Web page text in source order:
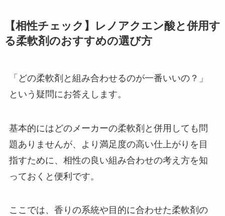
【相性チェック】レノアクエン酸と併用す
る柔軟剤のおすすめの選び方
「どの柔軟剤と組み合わせるのが一番いいの？」
という疑問にお答えします。
基本的にはどのメーカーの柔軟剤と併用しても問
題ありませんが、より満足度の高い仕上がりを目
指すために、相性の良い組み合わせの考え方を知
っておくと便利です。
ここでは、香りの系統や目的に合わせた柔軟剤の